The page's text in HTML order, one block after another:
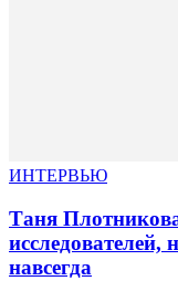
ИНТЕРВЬЮ
Таня
исследователей,
навсегда